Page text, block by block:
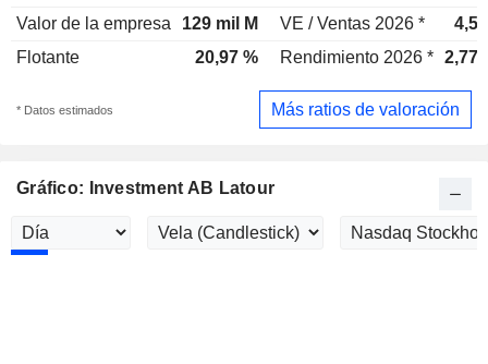
Valor de la empresa
129 mil M VE / Ventas 2026 *
Flotante
20,97 % Rendimiento 2026 * 2,77
* Datos estimados Más ratios de valoración
Gráfico: Investment AB Latour